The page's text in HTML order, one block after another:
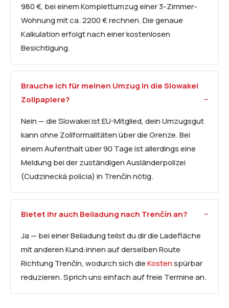
980 €, bei einem Komplettumzug einer 3-Zimmer-
Wohnung mit ca. 2200 € rechnen. Die genaue
Kalkulation erfolgt nach einer kostenlosen
Besichtigung.
Brauche ich für meinen Umzug in die Slowakei
Zollpapiere?
Nein — die Slowakei ist EU-Mitglied, dein Umzugsgut
kann ohne Zollformalitäten über die Grenze. Bei
einem Aufenthalt über 90 Tage ist allerdings eine
Meldung bei der zuständigen Ausländerpolizei
(Cudzinecká polícia) in Trenčín nötig.
Bietet ihr auch Beiladung nach Trenčín an?
Ja — bei einer Beiladung teilst du dir die Ladefläche
mit anderen Kund:innen auf derselben Route
Richtung Trenčín, wodurch sich dieKostenspürbar
reduzieren. Sprich uns einfach auf freie Termine an.